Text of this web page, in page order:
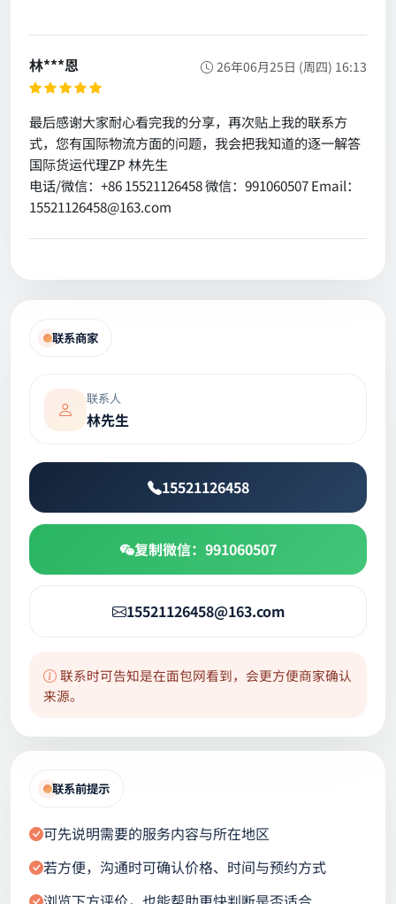
林***恩 26年06月25日 (周四) 16:13
最后感谢大家耐心看完我的分享，再次贴上我的联系方
式，您有国际物流方面的问题，我会把我知道的逐一解答
国际货运代理ZP 林先生
电话/微信：+86 15521126458 微信：991060507 Email：
15521126458@163.com
联系商家
联系人
林先生
15521126458
复制微信：991060507
15521126458@163.com
联系时可告知是在面包网看到，会更方便商家确认
来源。
联系前提示
可先说明需要的服务内容与所在地区
若方便，沟通时可确认价格、时间与预约方式